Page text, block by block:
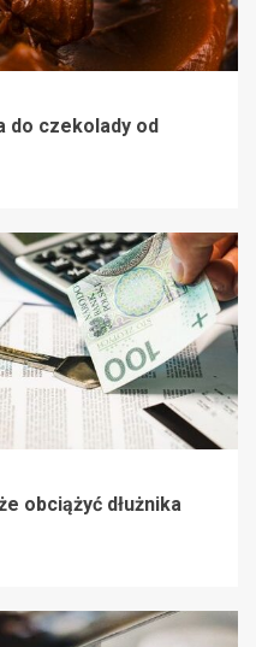
do czekolady od
obciążyć dłużnika